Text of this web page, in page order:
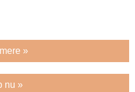
»
nu »